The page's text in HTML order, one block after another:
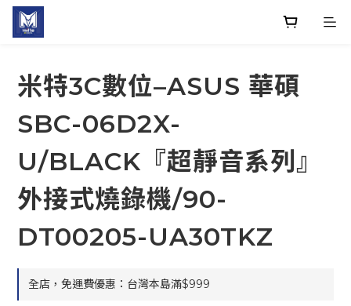
米特3C數位–ASUS 華碩
SBC-06D2X-
U/BLACK『超靜音系列』
外接式燒錄機/90-
DT00205-UA30TKZ
全店，免運費優惠：台灣本島滿$999